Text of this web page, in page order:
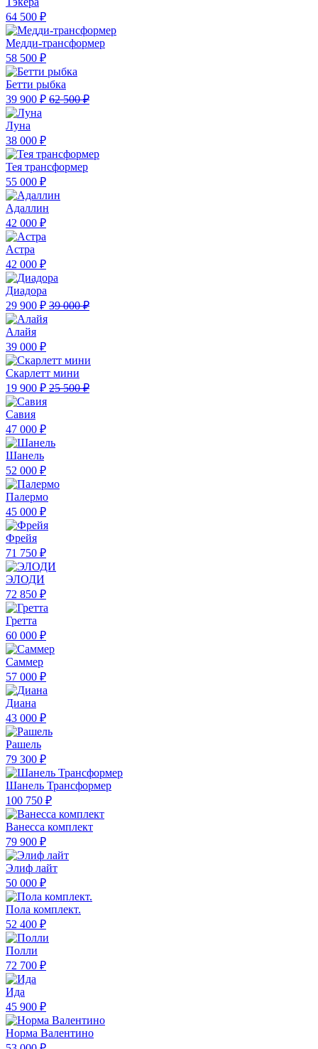
64 500 ₽
Медди-трансформер
58 500 ₽
Бетти рыбка
39 900 ₽ 62 500 ₽
Луна
38 000 ₽
Тея трансформер
55 000 ₽
Адаллин
42 000 ₽
Астра
42 000 ₽
Диадора
29 900 ₽ 39 000 ₽
Алайя
39 000 ₽
Скарлетт мини
19 900 ₽ 25 500 ₽
Савия
47 000 ₽
Шанель
52 000 ₽
Палермо
45 000 ₽
Фрейя
71 750 ₽
ЭЛОДИ
72 850 ₽
Гретта
60 000 ₽
Саммер
57 000 ₽
Диана
43 000 ₽
Рашель
79 300 ₽
Шанель Трансформер
100 750 ₽
Ванесса комплект
79 900 ₽
Элиф лайт
50 000 ₽
Пола комплект.
52 400 ₽
Полли
72 700 ₽
Ида
45 900 ₽
Норма Валентино